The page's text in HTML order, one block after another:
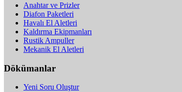
Anahtar ve Prizler
Diafon Paketleri
Havalı El Aletleri
Kaldırma Ekipmanları
Rustik Ampuller
Mekanik El Aletleri
Dökümanlar
Yeni Soru Oluştur